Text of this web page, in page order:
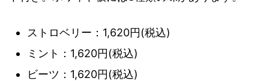
ストロベリー：1,620円(税込)
ミント：1,620円(税込)
ビーツ：1,620円(税込)